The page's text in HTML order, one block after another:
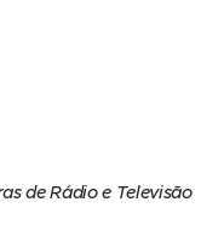
de Rádio e Televisão